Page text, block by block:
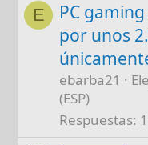
E
PC
por unos
ebarba21
(ESP)
Respuestas 1